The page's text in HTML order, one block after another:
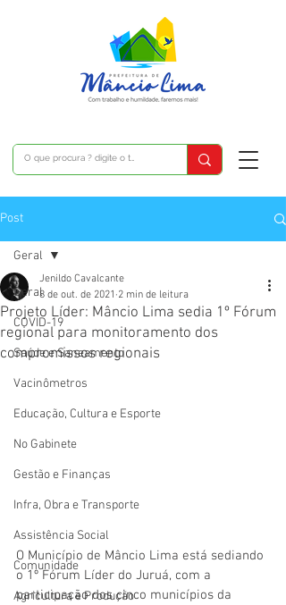
Post
Geral
COVID-19
Saúde e Saneamento
Vacinômetros
Educação, Cultura e Esporte
No Gabinete
Gestão e Finanças
Infra, Obra e Transporte
Assistência Social
Comunidade
Agricultura e Produção
Geral
Projeto Líder: Mâncio Lima sedia 1º Fórum
regional para monitoramento dos
compromissos regionais
Jenildo Cavalcante
8 de out. de 2021 2 min de leitura
O Município de Mâncio Lima está sediando
o 1º Fórum Líder do Juruá, com a
participação dos cinco municípios da